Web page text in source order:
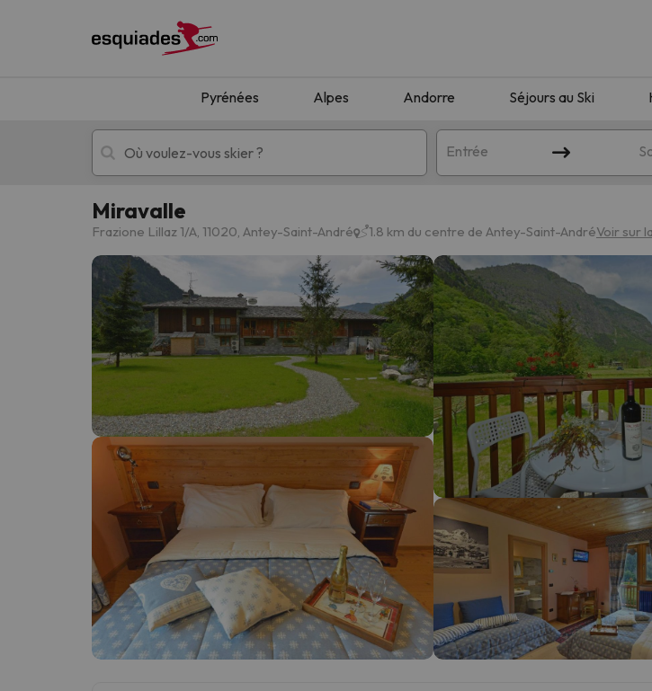
Pyrénées Alpes Andorre Séjours au Ski
Entrée
Séjours au ski Séjours montagne
Oups, nous n'avons pas trouvé de résultats correspondant à votre recherche.
Il semble que notre chercheur se soit égaré. Dès qu'il aura retrouvé sa boussole, il
Miravalle
Frazione Lillaz 1/A, 11020, Antey-Saint-André 1.8 km du centre de Antey-Saint-AndréVoir sur